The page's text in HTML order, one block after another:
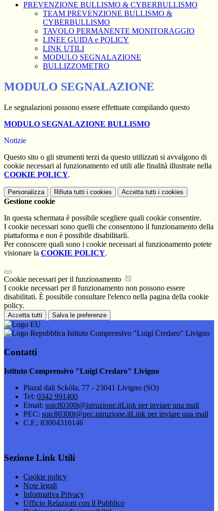
PREVENZIONE BULLISMO & CYBERBULLISMO
TEAM PREVENZIONE BULLISMO &
CYBERBULLISMO
TAVOLO PERMANENTE MONITORAGGIO
LINEE GUIDA e POLICY
LINK UTILI
MODULO SEGNALAZIONE
BULLIZZOMETRO
MODULO SEGNALAZIONE
Le segnalazioni possono essere effettuate compilando questo
MODULO SEGNALAZIONE BULLISMO
Notizie
Questo sito o gli strumenti terzi da questo utilizzati si avvalgono di
cookie necessari al funzionamento ed utili alle finalità illustrate nella
COOKIE POLICY.
Personalizza Rifiuta tutti i cookies Accetta tutti i cookies
Gestione cookie
In questa schermata è possibile scegliere quali cookie consentire.
I cookie necessari sono quelli che consentono il funzionamento della
piattaforma e non è possibile disabilitarli.
Per conoscere quali sono i cookie necessari al funzionamento potete
visionare la COOKIE POLICY.
Cookie necessari per il funzionamento
I cookie necessari per il funzionamento non possono essere
disabilitati. È possibile consultare l'elenco nella pagina della cookie
policy.
Accetta tutti Salva le preferenze
Istituto Comprensivo "Luigi Credaro" Livigno
Contatti
Istituto Comprensivo "Luigi Credaro" Livigno
Plazal dali Sckòla, 77 - 23041 Livigno (SO)
Tel: 0342 991400
Email: soic80300t@istruzione.itLink per inviare una mail
PEC: soic80300t@pec.istruzione.itLink per inviare una mail
C.F.: 83004310146
Sezione Link Utili
Cookie policy
Note legali
Informativa Privacy
Ufficio Relazioni con il Pubblico